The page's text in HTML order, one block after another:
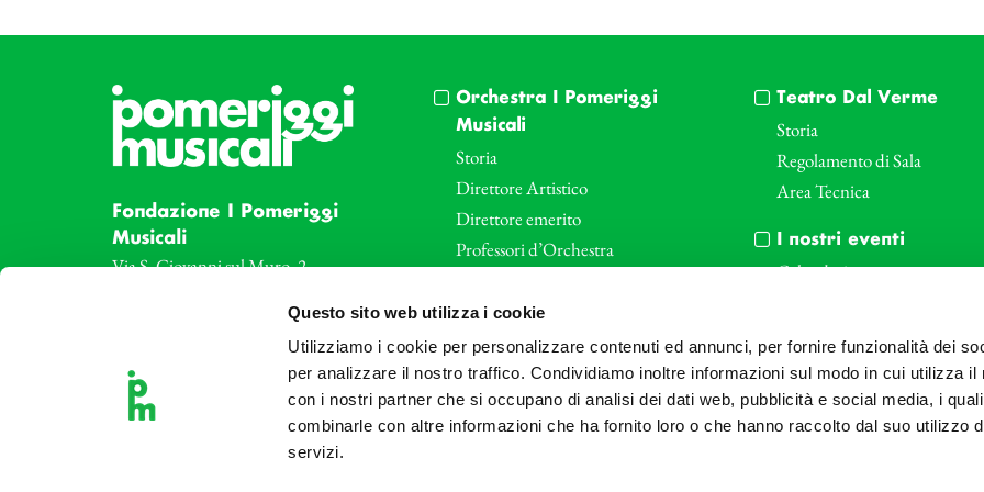
Questo sito web utilizza i cookie
Utilizziamo i cookie per personalizzare contenuti ed annunci, per fornire funzionalità dei
per analizzare il nostro traffico. Condividiamo inoltre informazioni sul modo in cui utilizza il
con i nostri partner che si occupano di analisi dei dati web, pubblicità e social media, i
combinarle con altre informazioni che ha fornito loro o che hanno raccolto dal suo utilizzo
servizi.
Fondazione I Pomeriggi
Musicali
Via S. Giovanni sul Muro, 2
Tel: +39 02 87905
Teatro Dal Verme
Via S. Giovanni sul Muro, 2
Orchestra I Pomeriggi
Musicali
Storia
Direttore Artistico
Direttore emerito
Professori d’Orchestra
Le sale
Art Bonus
Teatro Dal Verme
Storia
Regolamento di Sala
Area Tecnica
I nostri eventi
Calendario
Biglietteria
Archivio Fotografico